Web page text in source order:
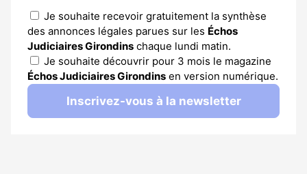
Je souhaite recevoir gratuitement la synthèse
des annonces légales parues sur les Échos
Judiciaires Girondins chaque lundi matin.
Je souhaite découvrir pour 3 mois le magazine
Échos Judiciaires Girondins en version numérique.
Inscrivez-vous à la newsletter